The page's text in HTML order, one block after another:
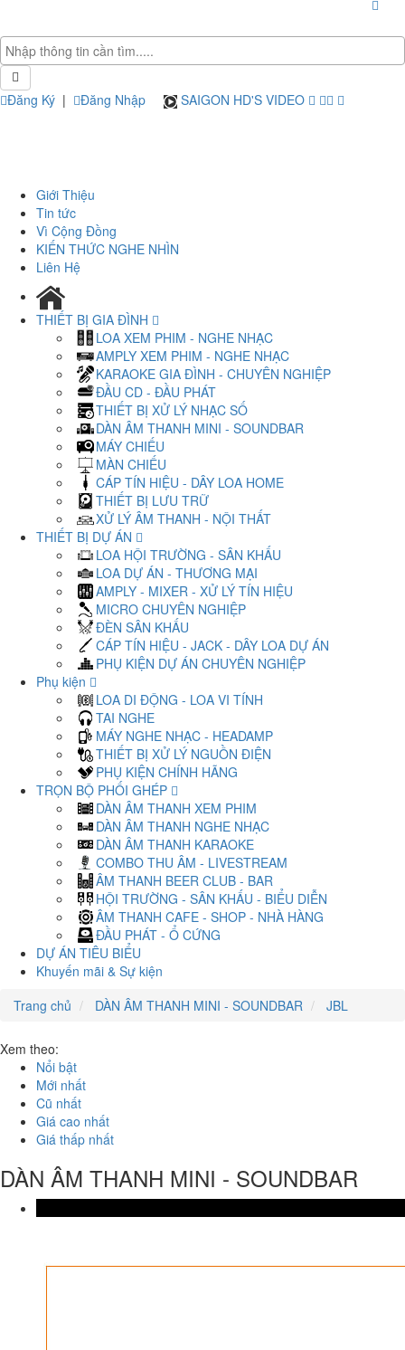
Đăng Ký | Đăng Nhập SAIGON HD'S VIDEO
Giới Thiệu
Tin tức
Vì Cộng Đồng
KIẾN THỨC NGHE NHÌN
Liên Hệ
THIẾT BỊ GIA ĐÌNH
LOA XEM PHIM - NGHE NHẠC
AMPLY XEM PHIM - NGHE NHẠC
KARAOKE GIA ĐÌNH - CHUYÊN NGHIỆP
ĐẦU CD - ĐẦU PHÁT
THIẾT BỊ XỬ LÝ NHẠC SỐ
DÀN ÂM THANH MINI - SOUNDBAR
MÁY CHIẾU
MÀN CHIẾU
CÁP TÍN HIỆU - DÂY LOA HOME
THIẾT BỊ LƯU TRỮ
XỬ LÝ ÂM THANH - NỘI THẤT
THIẾT BỊ DỰ ÁN
LOA HỘI TRƯỜNG - SÂN KHẤU
LOA DỰ ÁN - THƯƠNG MẠI
AMPLY - MIXER - XỬ LÝ TÍN HIỆU
MICRO CHUYÊN NGHIỆP
ĐÈN SÂN KHẤU
CÁP TÍN HIỆU - JACK - DÂY LOA DỰ ÁN
PHỤ KIỆN DỰ ÁN CHUYÊN NGHIỆP
Phụ kiện
LOA DI ĐỘNG - LOA VI TÍNH
TAI NGHE
MÁY NGHE NHẠC - HEADAMP
THIẾT BỊ XỬ LÝ NGUỒN ĐIỆN
PHỤ KIỆN CHÍNH HÃNG
TRỌN BỘ PHỐI GHÉP
DÀN ÂM THANH XEM PHIM
DÀN ÂM THANH NGHE NHẠC
DÀN ÂM THANH KARAOKE
COMBO THU ÂM - LIVESTREAM
ÂM THANH BEER CLUB - BAR
HỘI TRƯỜNG - SÂN KHẤU - BIỂU DIỄN
ÂM THANH CAFE - SHOP - NHÀ HÀNG
ĐẦU PHÁT - Ổ CỨNG
DỰ ÁN TIÊU BIỂU
Khuyến mãi & Sự kiện
Trang chủ
DÀN ÂM THANH MINI - SOUNDBAR JBL
Xem theo:
Nổi bật
Mới nhất
Cũ nhất
Giá cao nhất
Giá thấp nhất
DÀN ÂM THANH MINI - SOUNDBAR